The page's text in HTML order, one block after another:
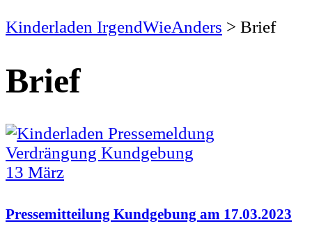
Kinderladen IrgendWieAnders > Brief
Brief
13 März
Pressemitteilung Kundgebung am 17.03.2023